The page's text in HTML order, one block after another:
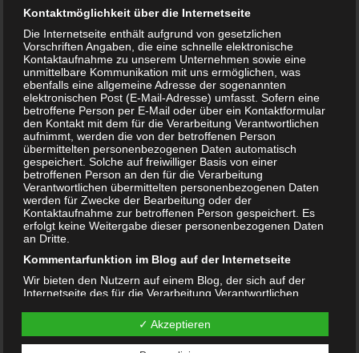
Geschenkideen für 2-Jährige
Beitragsnavigation
← Wie lange pucken? Wie mache ich es richtig?
Infludoron in der Schwangerschaft – Ist das bedenklich?
Schreibe einen Kommentar
Deine E-Mail-Adresse wird nicht veröffentlicht.
Erforderliche Felder sind mit
markiert
Kontaktmöglichkeit über die Internetseite
Die Internetseite enthält aufgrund von gesetzlichen
Vorschriften Angaben, die eine schnelle elektronische
Kontaktaufnahme zu unserem Unternehmen sowie eine
unmittelbare Kommunikation mit uns ermöglichen, was
ebenfalls eine allgemeine Adresse der sogenannten
elektronischen Post (E-Mail-Adresse) umfasst. Sofern eine
betroffene Person per E-Mail oder über ein Kontaktformular
den Kontakt mit dem für die Verarbeitung Verantwortlichen
aufnimmt, werden die von der betroffenen Person
übermittelten personenbezogenen Daten automatisch
gespeichert. Solche auf freiwilliger Basis von einer
betroffenen Person an den für die Verarbeitung
Verantwortlichen übermittelten personenbezogenen Daten
werden für Zwecke der Bearbeitung oder der
Kontaktaufnahme zur betroffenen Person gespeichert. Es
erfolgt keine Weitergabe dieser personenbezogenen Daten
an Dritte.
Kommentarfunktion im Blog auf der Internetseite
Wir bieten den Nutzern auf einem Blog, der sich auf der
Internetseite des für die Verarbeitung Verantwortlichen
einzelnen Blog-Beiträgen zu hinterlassen. Ein Blog ist ein auf
einer Internetseite geführtes, in der Regel öffentlich
einsehbares Portal, in welchem eine oder mehrere Personen,
✓ Akzeptieren